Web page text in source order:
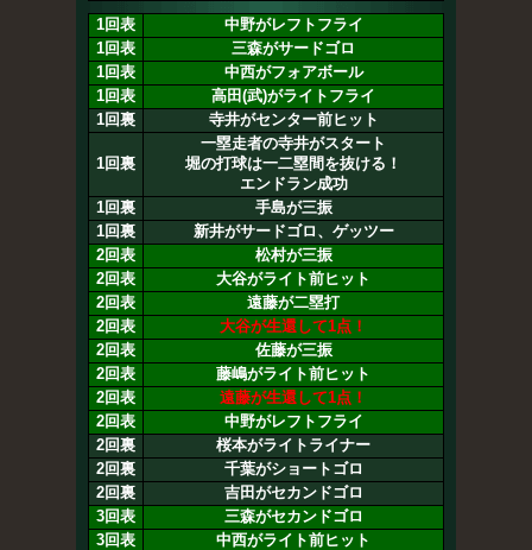
1回表
中野がレフトフライ
1回表
三森がサードゴロ
1回表
中西がフォアボール
1回表
高田(武)がライトフライ
1回裏
寺井がセンター前ヒット
1回裏
一塁走者の寺井がスタート
堀の打球は一二塁間を抜ける！
エンドラン成功
1回裏
手島が三振
1回裏
新井がサードゴロ、ゲッツー
2回表
松村が三振
2回表
大谷がライト前ヒット
2回表
遠藤が二塁打
2回表
大谷が生還して1点！
2回表
佐藤が三振
2回表
藤嶋がライト前ヒット
2回表
遠藤が生還して1点！
2回表
中野がレフトフライ
2回裏
桜本がライトライナー
2回裏
千葉がショートゴロ
2回裏
吉田がセカンドゴロ
3回表
三森がセカンドゴロ
3回表
中西がライト前ヒット